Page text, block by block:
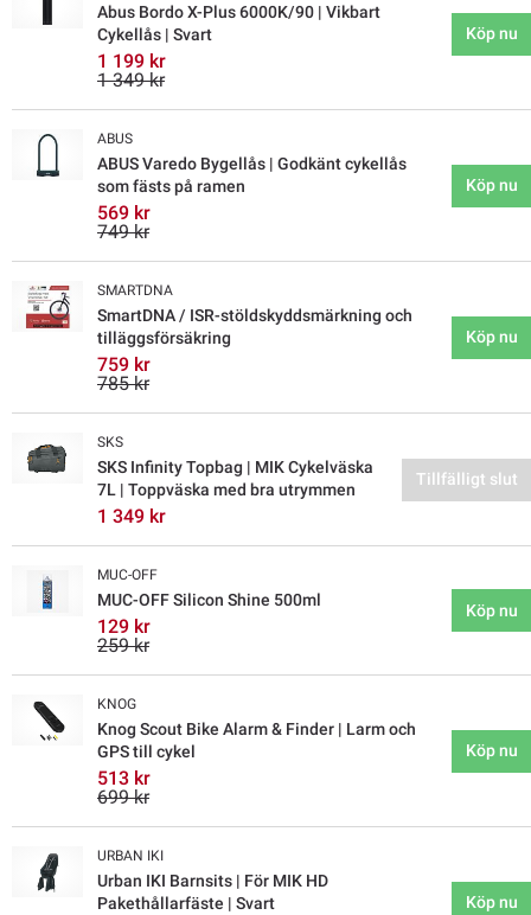
Abus Bordo X-Plus 6000K/90 | Vikbart
Cykellås | Svart
1 199 kr
1 349 kr
Köp nu
ABUS
ABUS Varedo Bygellås | Godkänt cykellås
som fästs på ramen
569 kr
749 kr
Köp nu
SMARTDNA
SmartDNA / ISR-stöldskyddsmärkning och
tilläggsförsäkring
759 kr
785 kr
Köp nu
SKS
SKS Infinity Topbag | MIK Cykelväska
7L | Toppväska med bra utrymmen
1 349 kr
Tillfälligt slut
MUC-OFF
MUC-OFF Silicon Shine 500ml
129 kr
259 kr
Köp nu
KNOG
Knog Scout Bike Alarm & Finder | Larm och
GPS till cykel
513 kr
699 kr
Köp nu
URBAN IKI
Urban IKI Barnsits | För MIK HD
Pakethållarfäste | Svart
Köp nu